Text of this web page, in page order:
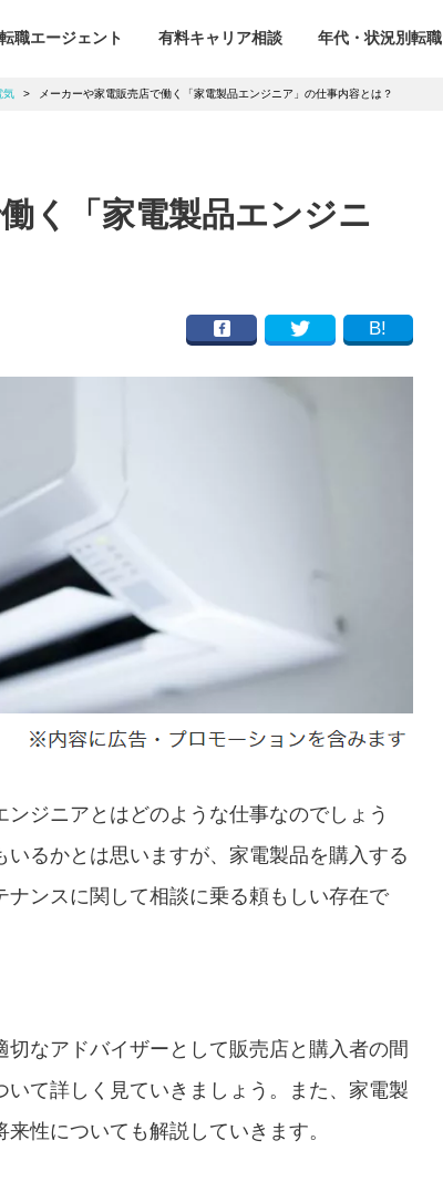
転職エージェント 有料キャリア相談 年代・状況別転職
気 > メーカーや家電販売店で働く「家電製品エンジニア」の仕事内容とは？
く「家電製品エンジニ
B!
ジニアとはどのような仕事なのでしょう
るかとは思いますが、家電製品を購入する
ンスに関して相談に乗る頼もしい存在で
なアドバイザーとして販売店と購入者の間
て詳しく見ていきましょう。また、家電製
性についても解説していきます。